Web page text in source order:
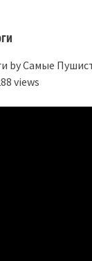
by Самые
views